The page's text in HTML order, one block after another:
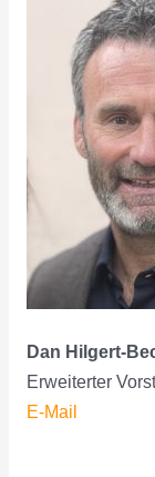
Dan Hilgert-
Erweiterter
E-Mail